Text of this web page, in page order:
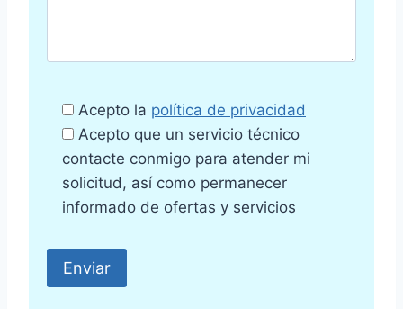
Acepto la política de privacidad
Acepto que un servicio técnico
contacte conmigo para atender mi
solicitud, así como permanecer
informado de ofertas y servicios